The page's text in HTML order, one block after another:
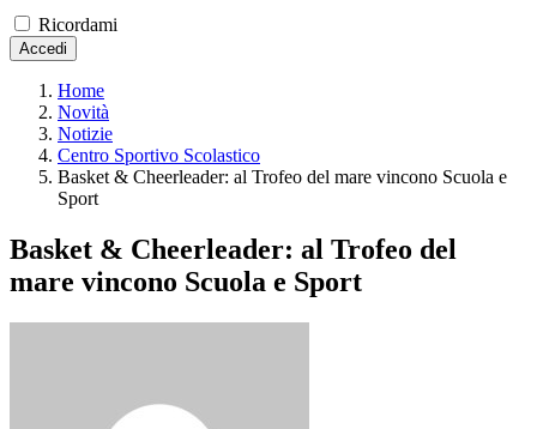
Ricordami
Accedi
Home
Novità
Notizie
Centro Sportivo Scolastico
Basket & Cheerleader: al Trofeo del mare vincono Scuola e
Sport
Basket & Cheerleader: al Trofeo del
mare vincono Scuola e Sport